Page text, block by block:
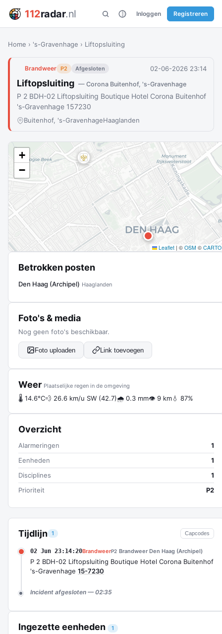
112radar.nl Inloggen Registreren
Home › 's-Gravenhage › Liftopsluiting
Brandweer P2 Afgesloten 02-06-2026 23:14
Liftopsluiting — Corona Buitenhof, 's-Gravenhage
P 2 BDH-02 Liftopsluiting Boutique Hotel Corona Buitenhof
's-Gravenhage 157230
Buitenhof, 's-GravenhageHaaglanden
Tijdlijn 1 Capcodes
02 Jun 23:14:20BrandweerP2 Brandweer Den Haag (Archipel)
P 2 BDH-02 Liftopsluiting Boutique Hotel Corona Buitenhof
's-Gravenhage 15-7230
Incident afgesloten — 02:35
Ingezette eenheden 1
+
−
Leaflet | © OSM © CARTO
Betrokken posten
Den Haag (Archipel) Haaglanden
Foto's & media
Nog geen foto's beschikbaar.
Foto uploaden Link toevoegen
Weer Plaatselijke regen in de omgeving
🌡 14.6°C💨 26.6 km/u SW (42.7)🌧 0.3 mm👁 9 km💧 87%
Overzicht
Alarmeringen
1
Eenheden
1
Disciplines
1
Prioriteit
P2